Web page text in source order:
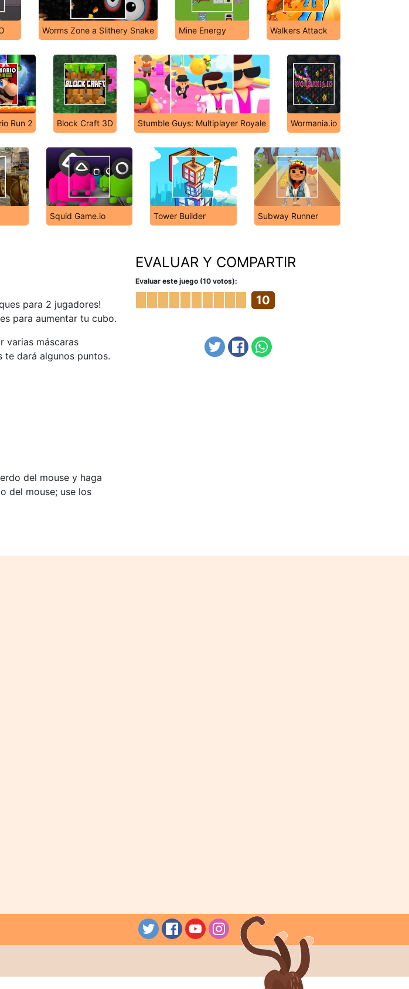
Worms Zone a Slithery Snake Mine Energy Walkers Attack
Run 2 Block Craft 3D Stumble Guys: Multiplayer Royale Wormania.io
Squid Game.io Tower Builder Subway Runner
para 2 jugadores!
para aumentar tu cubo.
varias máscaras
te dará algunos puntos.
del mouse y haga
del mouse; use los
EVALUAR Y COMPARTIR
Evaluar este juego (10 votos):
10